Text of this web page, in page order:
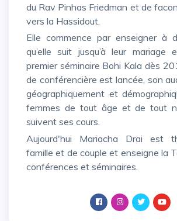
du Rav Pinhas Friedman et de
vers la Hassidout.
Elle commence par enseigner à des lycéennes
qu’elle suit jusqu’à leur mariage
premier séminaire Bohi Kala dès
de conférencière est lancée, son
géographiquement et
femmes de tout âge et de tout
suivent ses cours.
Aujourd'hui Mariacha Drai est thérapeute de
famille et de couple et enseigne la
conférences et séminaires.